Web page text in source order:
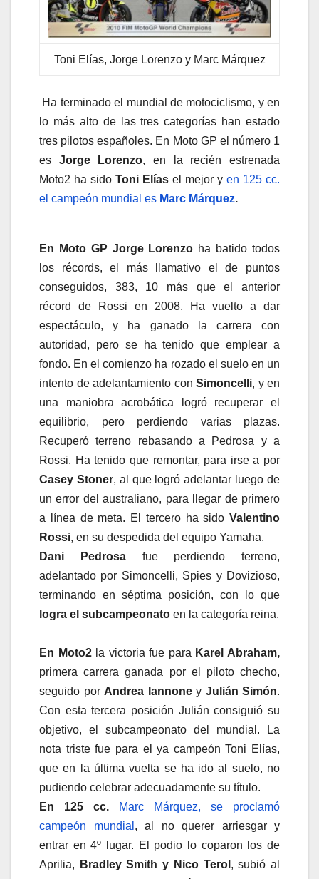
Toni Elías, Jorge Lorenzo y Marc Márquez
Ha terminado el mundial de motociclismo, y en
lo más alto de las tres categorías han estado
tres pilotos españoles. En Moto GP el número 1
es Jorge Lorenzo, en la recién estrenada
Moto2 ha sido Toni Elías el mejor y en 125 cc.
el campeón mundial es Marc Márquez.
En Moto GP Jorge Lorenzo ha batido todos
los récords, el más llamativo el de puntos
conseguidos, 383, 10 más que el anterior
récord de Rossi en 2008. Ha vuelto a dar
espectáculo, y ha ganado la carrera con
autoridad, pero se ha tenido que emplear a
fondo. En el comienzo ha rozado el suelo en un
intento de adelantamiento con Simoncelli, y en
una maniobra acrobática logró recuperar el
equilibrio, pero perdiendo varias plazas.
Recuperó terreno rebasando a Pedrosa y a
Rossi. Ha tenido que remontar, para irse a por
Casey Stoner, al que logró adelantar luego de
un error del australiano, para llegar de primero
a línea de meta. El tercero ha sido Valentino
Rossi, en su despedida del equipo Yamaha.
Dani Pedrosafue perdiendo terreno,
adelantado por Simoncelli, Spies y Dovizioso,
terminando en séptima posición, con lo que
logra el subcampeonato en la categoría reina.
En Moto2 la victoria fue para Karel Abraham,
primera carrera ganada por el piloto checho,
seguido por Andrea Iannoney Julián Simón.
Con esta tercera posición Julián consiguió su
objetivo, el subcampeonato del mundial. La
nota triste fue para el ya campeón Toni Elías,
que en la última vuelta se ha ido al suelo, no
pudiendo celebrar adecuadamente su título.
En 125 cc.
Marc Márquez, se proclamó
campeón mundial , al no querer arriesgar y
entrar en 4º lugar. El podio lo coparon los de
Aprilia, Bradley Smith y Nico Terol , subió al